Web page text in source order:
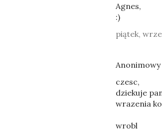
Agnes,
:)
piątek,
czesc,
dziekuje
wrazenia
wrobl